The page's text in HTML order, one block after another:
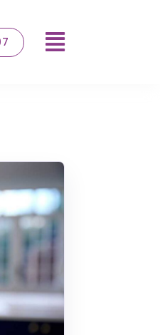
